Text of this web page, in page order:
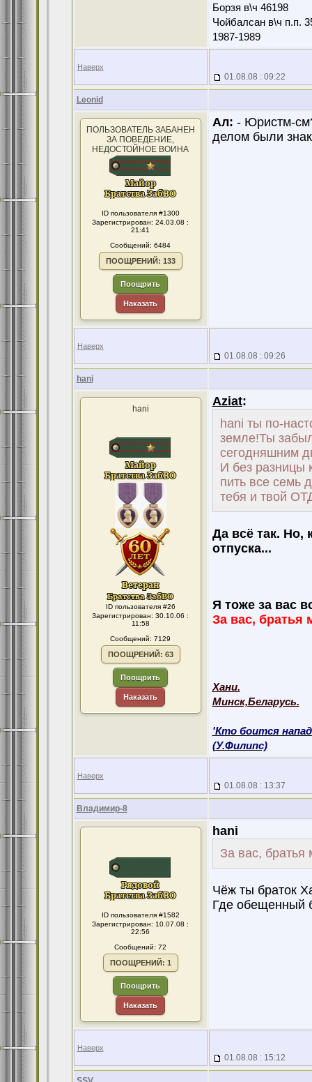
Борзя в\ч 46198
Чойбалсан в\ч п.п.
1987-1989
Наверх
01.08.08 : 09:22
Leonid
ПОЛЬЗОВАТЕЛЬ ЗАБАНЕН
ЗА ПОВЕДЕНИЕ,
НЕДОСТОЙНОЕ ВОИНА
ID пользователя #1300
Зарегистрирован: 24.03.08 :
21:41
Сообщений: 6484
ПООЩРЕНИЙ: 133
Поощрить
Наказать
Ал: - Юристм-
делом были
Наверх
01.08.08 : 09:26
hani
hani
ID пользователя #26
Зарегистрирован: 30.10.06 :
11:58
Сообщений: 7129
ПООЩРЕНИЙ: 63
Поощрить
Наказать
Aziat:
hani ты по-
земле!Ты
сегодняшним
И без разницы
пить все семь
тебя и твой
Да всё так. Но,
отпуска...
Я тоже за вас
За вас, братья
Хани.
Минск,Беларусь.
'Кто боится
(У.Филипс)
Наверх
01.08.08 : 13:37
Владимир-8
ID пользователя #1582
Зарегистрирован: 10.07.08 :
22:56
Сообщений: 72
ПООЩРЕНИЙ: 1
Поощрить
Наказать
hani
За вас, братья
Чёж ты браток
Где обещенный
Наверх
01.08.08 : 15:12